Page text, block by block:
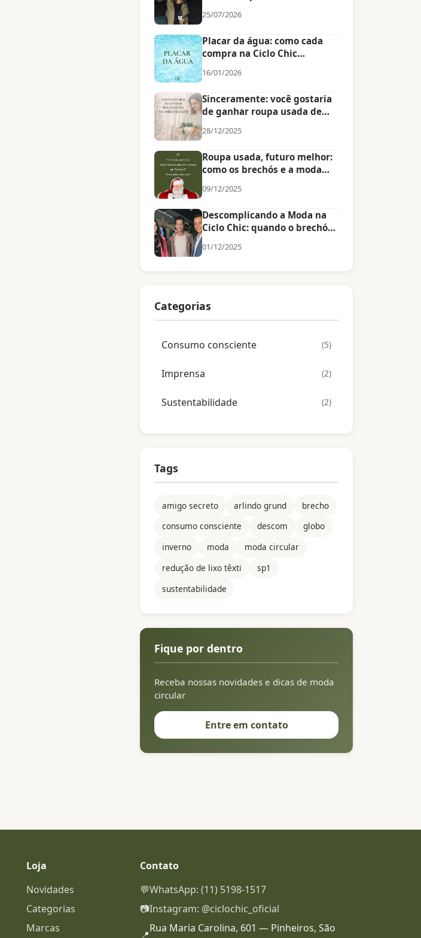
propósito
25/07/2026
Placar da água: como cada
compra na Ciclo Chic
água
16/01/2026
Sinceramente: você gostaria
de ganhar roupa usada de
28/12/2025
Roupa usada, futuro melhor:
como os brechós e a moda
gerações
09/12/2025
Descomplicando a Moda na
Ciclo Chic: quando o brechó
01/12/2025
Categorias
Consumo consciente (5)
Imprensa (2)
Sustentabilidade (2)
Tags
amigo secreto arlindo grund
brecho
consumo consciente
descom
globo
inverno
moda
moda circular
redução de lixo têxti
sp1
sustentabilidade
Fique por dentro
Receba nossas novidades e dicas de moda
circular
Entre em contato
Loja
Novidades
Categorias
Marcas
Contato
💬WhatsApp: (11) 5198-1517
📷Instagram: @ciclochic_oficial
📍
Rua Maria Carolina, 601 — Pinheiros, São